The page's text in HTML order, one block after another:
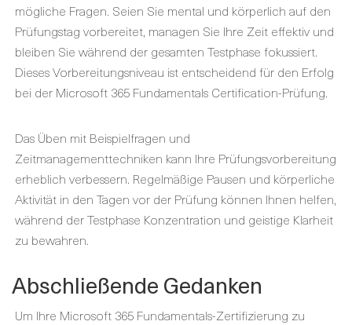
mögliche Fragen. Seien Sie mental und körperlich auf den
Prüfungstag vorbereitet, managen Sie Ihre Zeit effektiv und
bleiben Sie während der gesamten Testphase fokussiert.
Dieses Vorbereitungsniveau ist entscheidend für den Erfolg
bei der Microsoft 365 Fundamentals Certification-Prüfung.
Das Üben mit Beispielfragen und
Zeitmanagementtechniken kann Ihre Prüfungsvorbereitung
erheblich verbessern. Regelmäßige Pausen und körperliche
Aktivität in den Tagen vor der Prüfung können Ihnen helfen,
während der Testphase Konzentration und geistige Klarheit
zu bewahren.
Abschließende Gedanken
Um Ihre Microsoft 365 Fundamentals-Zertifizierung zu